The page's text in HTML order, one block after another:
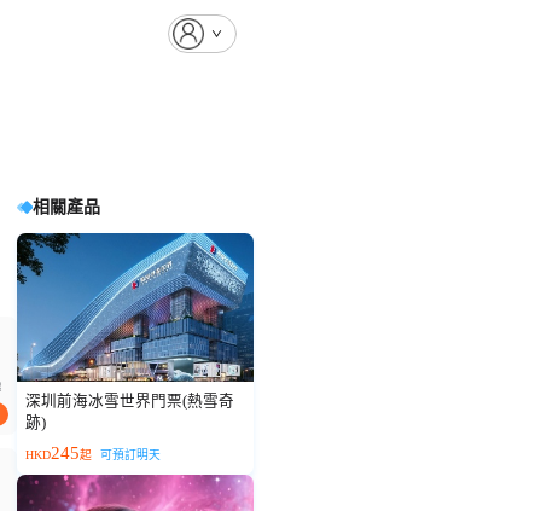
相關產品
深圳前海冰雪世界門票(熱雪奇
跡)
HKD245起 可預訂明天